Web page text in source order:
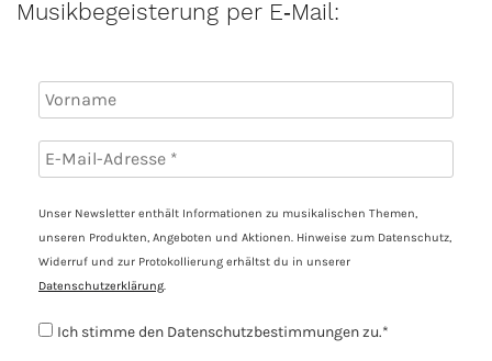
Musikbegeisterung per E‑Mail:
Unser Newsletter enthält Informationen zu musikalischen Themen,
unseren Produkten, Angeboten und Aktionen. Hinweise zum Datenschutz,
Widerruf und zur Protokollierung erhältst du in unserer
Datenschutzerklärung.
Ich stimme den Datenschutzbestimmungen zu.*